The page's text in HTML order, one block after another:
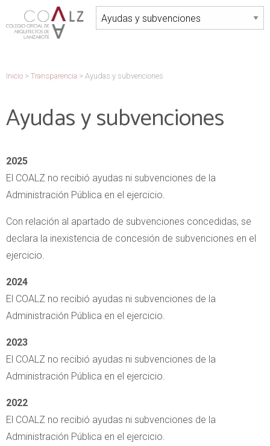
Inicio > Transparencia > Ayudas y subvenciones
Ayudas y subvenciones
2025
El COALZ no recibió ayudas ni subvenciones de la
Administración Pública en el ejercicio.
Con relación al apartado de subvenciones concedidas, se
declara la inexistencia de concesión de subvenciones en el
ejercicio.
2024
El COALZ no recibió ayudas ni subvenciones de la
Administración Pública en el ejercicio.
2023
El COALZ no recibió ayudas ni subvenciones de la
Administración Pública en el ejercicio.
2022
El COALZ no recibió ayudas ni subvenciones de la
Administración Pública en el ejercicio.